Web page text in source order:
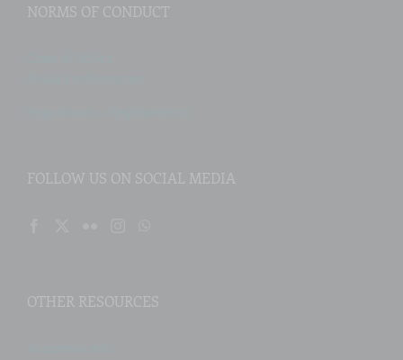
NORMS OF CONDUCT
FOLLOW US ON SOCIAL MEDIA
OTHER RESOURCES